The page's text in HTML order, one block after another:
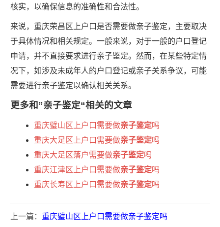
核实，以确保信息的准确性和合法性。
来说，重庆荣昌区上户口是否需要做亲子鉴定，主要取决
于具体情况和相关规定。一般来说，对于一般的户口登记
申请，并不直接要求进行亲子鉴定。然而，在某些特定情
况下，如涉及未成年人的户口登记或亲子关系争议，可能
需要进行亲子鉴定以确认相关关系。
更多和”亲子鉴定“相关的文章
重庆璧山区上户口需要做亲子鉴定吗
重庆大足区上户口需要做亲子鉴定吗
重庆大足区落户需要做亲子鉴定吗
重庆江津区上户口需要做亲子鉴定吗
重庆长寿区上户口需要做亲子鉴定吗
上一篇： 重庆璧山区上户口需要做亲子鉴定吗